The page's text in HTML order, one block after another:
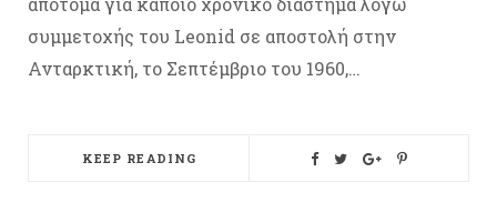
συμμετοχής του Leonid σε αποστολή στην
Ανταρκτική, το Σεπτέμβριο του 1960,…
KEEP READING